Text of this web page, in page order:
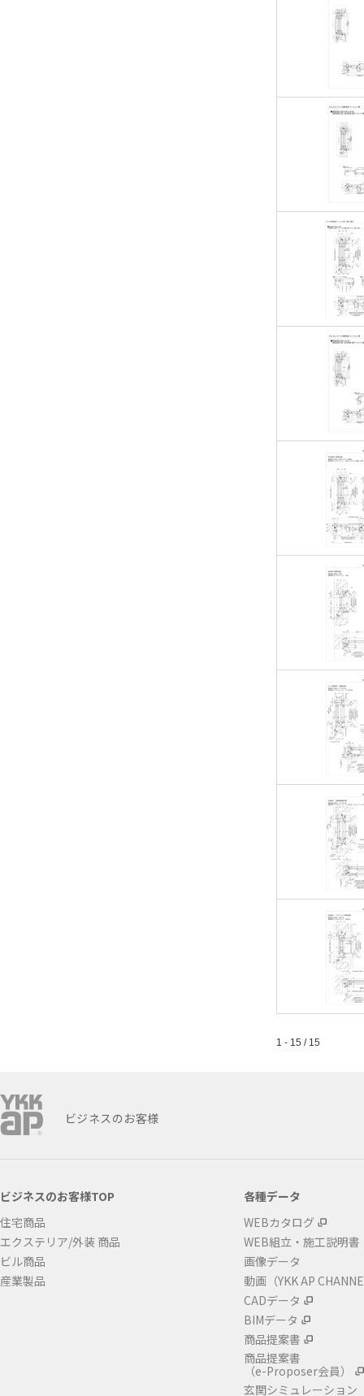
1 - 15 / 15
ビジネスのお客様
ビジネスのお客様TOP
住宅商品
エクステリア/外装 商品
ビル商品
産業製品
各種データ
WEBカタログ
WEB組立・施工説明書
画像データ
動画（YKK AP
CADデータ
BIMデータ
商品提案書
商品提案書
（e-Proposer会員）
玄関シミュレーション